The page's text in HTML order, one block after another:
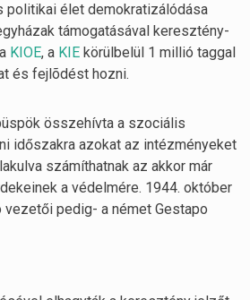
politikai élet demokratizálódása
támogatásával keresztény-
KIOE, a KIE körülbelül 1 millió taggal
és fejlõdést hozni.
összehívta a szociális
időszakra azokat az intézményeket
számíthatnak az akkor már
a védelmére. 1944. október
pedig- a német Gestapo